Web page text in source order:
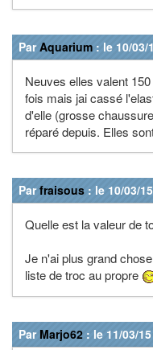
ParAquarium : le 10/03/
Neuves elles valent
fois mais jai cassé
d'elle (grosse
réparé depuis. Elles
Parfraisous : le 10/03/
Quelle est la valeur de
Je n'ai plus grand
liste de troc au propre
Par Marjo62 : le 11/03/